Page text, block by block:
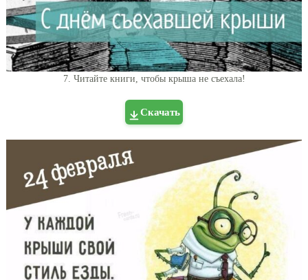
7. Читайте книги, чтобы крыша не съехала!
Скачать